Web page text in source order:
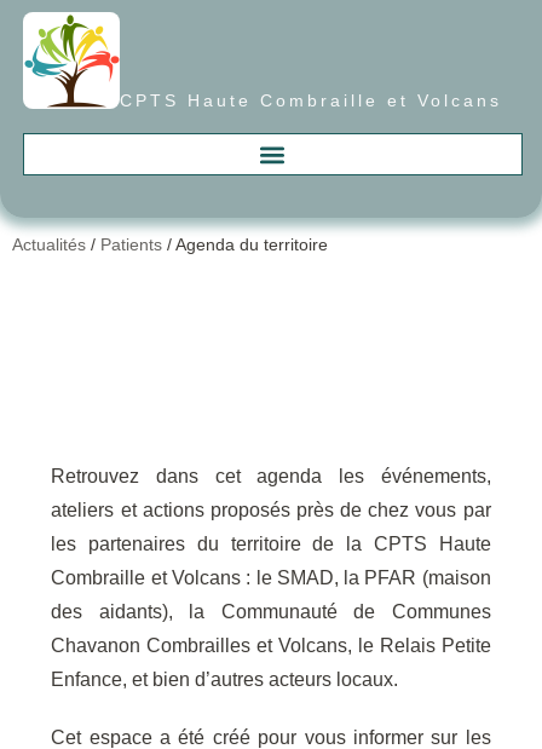
CPTS Haute Combraille et Volcans
Actualités / Patients /Agenda du territoire
Retrouvez dans cet agenda les événements,
ateliers et actions proposés près de chez vous par
les partenaires du territoire de la CPTS Haute
Combraille et Volcans : le SMAD, la PFAR (maison
des aidants), la Communauté de Communes
Chavanon Combrailles et Volcans, le Relais Petite
Enfance, et bien d’autres acteurs locaux.
Cet espace a été créé pour vous informer sur les